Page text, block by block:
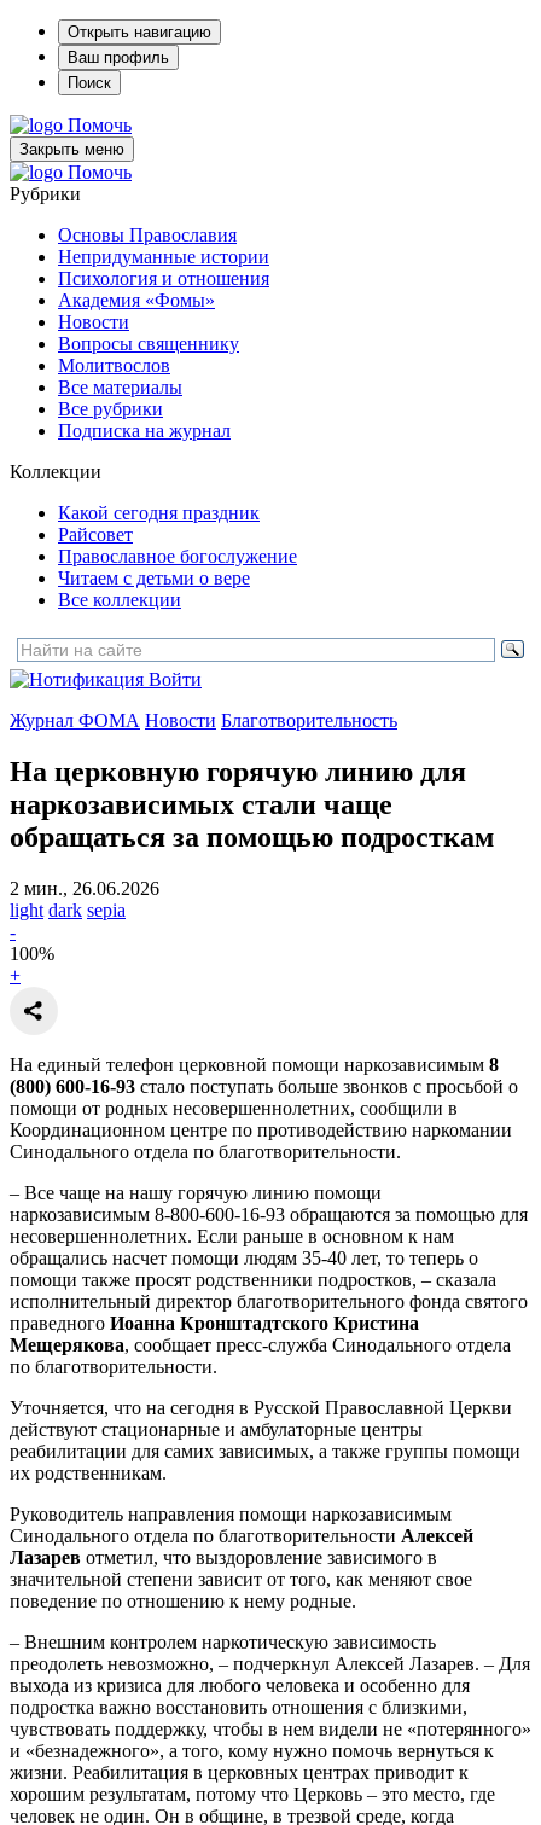
Открыть навигацию
Ваш профиль
Поиск
Помочь
Закрыть меню
Помочь
Рубрики
Основы Православия
Непридуманные истории
Психология и отношения
Академия «Фомы»
Новости
Вопросы священнику
Молитвослов
Все материалы
Все рубрики
Подписка на журнал
Коллекции
Какой сегодня праздник
Райсовет
Православное богослужение
Читаем с детьми о вере
Все коллекции
Войти
Журнал ФОМА Новости Благотворительность
На церковную горячую линию для
наркозависимых стали чаще
обращаться за помощью подросткам
2 мин., 26.06.2026
light dark sepia
-
100%
+
На единый телефон церковной помощи наркозависимым 8
(800) 600-16-93 стало поступать больше звонков с просьбой о
помощи от родных несовершеннолетних, сообщили в
Координационном центре по противодействию наркомании
Синодального отдела по благотворительности.
– Все чаще на нашу горячую линию помощи
наркозависимым 8-800-600-16-93 обращаются за помощью для
несовершеннолетних. Если раньше в основном к нам
обращались насчет помощи людям 35-40 лет, то теперь о
помощи также просят родственники подростков, – сказала
исполнительный директор благотворительного фонда святого
праведного Иоанна Кронштадтского Кристина
Мещерякова, сообщает пресс-служба Синодального отдела
по благотворительности.
Уточняется, что на сегодня в Русской Православной Церкви
действуют стационарные и амбулаторные центры
реабилитации для самих зависимых, а также группы помощи
их родственникам.
Руководитель направления помощи наркозависимым
Синодального отдела по благотворительности Алексей
Лазарев отметил, что выздоровление зависимого в
значительной степени зависит от того, как меняют свое
поведение по отношению к нему родные.
– Внешним контролем наркотическую зависимость
преодолеть невозможно, – подчеркнул Алексей Лазарев. – Для
выхода из кризиса для любого человека и особенно для
подростка важно восстановить отношения с близкими,
чувствовать поддержку, чтобы в нем видели не «потерянного»
и «безнадежного», а того, кому нужно помочь вернуться к
жизни. Реабилитация в церковных центрах приводит к
хорошим результатам, потому что Церковь – это место, где
человек не один. Он в общине, в трезвой среде, когда